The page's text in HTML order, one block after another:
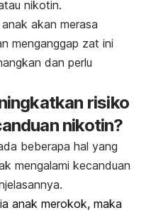
nikotin.
akan merasa
menganggap zat ini
dan perlu
risiko
nikotin?
beberapa hal yang
mengalami kecanduan
anak merokok, maka